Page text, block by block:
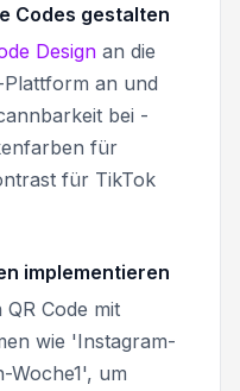
Codes gestalten
Design an die
an und
bei -
für
für TikTok
implementieren
Code mit
wie 'Instagram-
Woche1', um